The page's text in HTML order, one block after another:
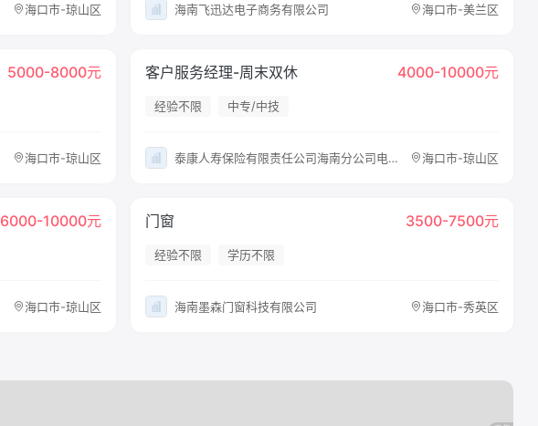
海口市-琼山区 海南飞迅达电子商务有限公司 海口市-美兰区
5000-8000元
海口市-琼山区
客户服务经理-周末双休 4000-10000元
经验不限 中专/中技
泰康人寿保险有限责任公司海南分公司电话销售中心 海口市-琼山区
6000-10000元
海口市-琼山区
门窗 3500-7500元
经验不限 学历不限
海南墨森门窗科技有限公司 海口市-秀英区